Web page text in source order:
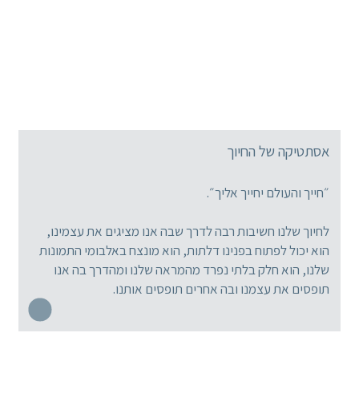
אסתטיקה של החיוך
״חייך והעולם יחייך אליך״.
לחיוך שלנו חשיבות רבה לדרך שבה אנו מציגים את עצמינו,
הוא יכול לפתוח בפנינו דלתות, הוא מונצח באלבומי התמונות
שלנו, הוא חלק בלתי נפרד מהמראה שלנו ומהדרך בה אנו
תופסים את עצמנו ובה אחרים תופסים אותנו.